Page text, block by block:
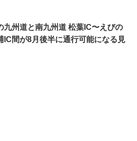
九州道と南九州道 松葉IC〜えびの
IC間が8月後半に通行可能になる見